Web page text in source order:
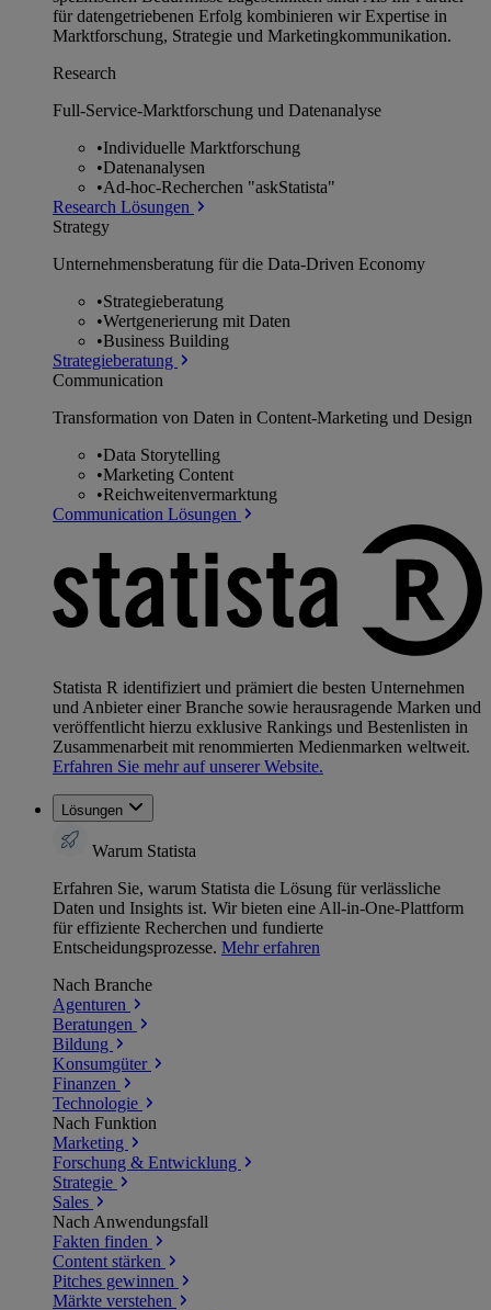
für datengetriebenen Erfolg kombinieren wir Expertise in
Marktforschung, Strategie und Marketingkommunikation.
Research
Full-Service-Marktforschung und Datenanalyse
•Individuelle Marktforschung
•Datenanalysen
•Ad-hoc-Recherchen "askStatista"
Research Lösungen
Strategy
Unternehmens­beratung für die Data-Driven Economy
•Strategieberatung
•Wertgenerierung mit Daten
•Business Building
Strategieberatung
Communication
Transformation von Daten in Content-Marketing und Design
•Data Storytelling
•Marketing Content
•Reichweitenvermarktung
Communication Lösungen
Statista R identifiziert und prämiert die besten Unternehmen
und Anbieter einer Branche sowie herausragende Marken und
veröffentlicht hierzu exklusive Rankings und Bestenlisten in
Zusammenarbeit mit renommierten Medienmarken weltweit.
Erfahren Sie mehr auf unserer Website.
Lösungen
Warum Statista
Erfahren Sie, warum Statista die Lösung für verlässliche
Daten und Insights ist. Wir bieten eine All-in-One-Plattform
für effiziente Recherchen und fundierte
Entscheidungsprozesse. Mehr erfahren
Nach Branche
Agenturen
Beratungen
Bildung
Konsumgüter
Finanzen
Technologie
Nach Funktion
Marketing
Forschung & Entwicklung
Strategie
Sales
Nach Anwendungsfall
Fakten finden
Content stärken
Pitches gewinnen
Märkte verstehen